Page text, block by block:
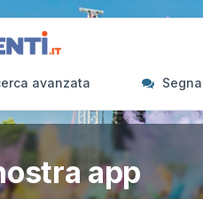
avanzata
app